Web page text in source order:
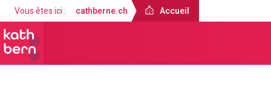
Vous êtes ici : cathberne.ch Accueil